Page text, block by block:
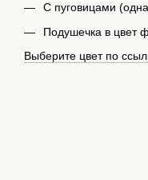
С пуговицами
Подушечка в цвет
Выберите цвет по